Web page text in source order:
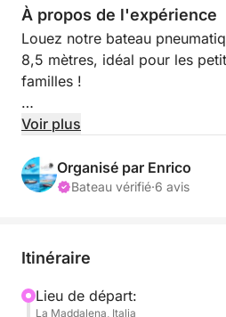
À propos de l'expérience
Louez notre bateau
8,5 mètres, idéal pour les
familles !
Capacité maximale : 10
ITINÉRAIRE :
Premier arrêt baignade à l'île
de Budelli. Les autres arrêts
Stefano ou La Maddalena.
Voir plus
Organisé par Enrico
Bateau vérifié·6 avis
Itinéraire
Lieu de départ:
La Maddalena, Italia